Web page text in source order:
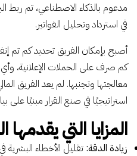
مدعوم بالذكاء الاصطناعي، تم ربط
في استرداد وتحليل الفواتير.
أصبح بإمكان الفريق تحديد كم تم
كم صرف على الحملات الإعلانية، وأي
معالجتها وتجنبها. لم يعد الفريق
استراتيجيًا في صنع القرار مبنيًا على
المزايا التي
زيادة الدقة: تقليل الأخطاء البشرية